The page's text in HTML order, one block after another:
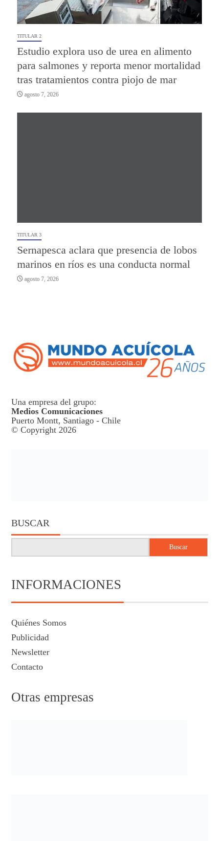
TITULAR 2
Estudio explora uso de urea en alimento
para salmones y reporta menor mortalidad
tras tratamientos contra piojo de mar
agosto 7, 2026
TITULAR 3
Sernapesca aclara que presencia de lobos
marinos en ríos es una conducta normal
agosto 7, 2026
Una empresa del grupo:
Medios Comunicaciones
Puerto Montt, Santiago - Chile
© Copyright 2026
BUSCAR
Buscar
INFORMACIONES
Quiénes Somos
Publicidad
Newsletter
Contacto
Otras empresas